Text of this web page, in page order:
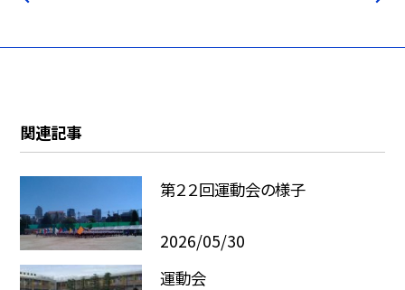
関連記事
第２２回運動会の様子
2026/05/30
運動会